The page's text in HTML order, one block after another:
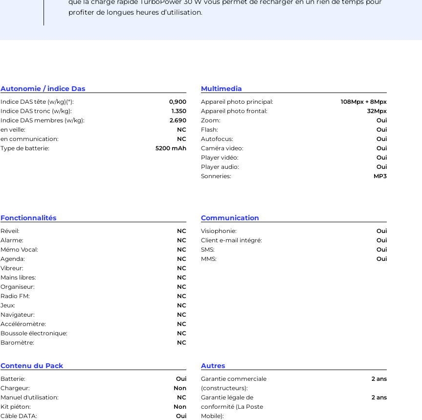
profiter de longues heures d’utilisation.
Autonomie / indice Das
Indice DAS tête (w/kg)(*):
0,900
Indice DAS tronc (w/kg):
1.350
Indice DAS membres (w/kg):
2.690
en veille:
NC
en communication:
NC
Type de batterie:
5200 mAh
Multimedia
Appareil photo principal:
108Mpx + 8Mpx
Appareil photo frontal:
32Mpx
Zoom:
Oui
Flash:
Oui
Autofocus:
Oui
Caméra video:
Oui
Player vidéo:
Oui
Player audio:
Oui
Sonneries:
MP3
Fonctionnalités
Réveil:
NC
Alarme:
NC
Mémo Vocal:
NC
Agenda:
NC
Vibreur:
NC
Mains libres:
NC
Organiseur:
NC
Radio FM:
NC
Jeux:
NC
Navigateur:
NC
Accéléromètre:
NC
Boussole électronique:
NC
Baromètre:
NC
Communication
Visiophonie:
Oui
Client e-mail intégré:
Oui
SMS:
Oui
MMS:
Oui
Contenu du Pack
Batterie:
Oui
Chargeur:
Non
Manuel d'utilisation:
NC
Kit piéton:
Non
Câble DATA:
Oui
Autres
Garantie commerciale
(constructeurs):
2 ans
Garantie légale de
conformité (La Poste
Mobile):
2 ans